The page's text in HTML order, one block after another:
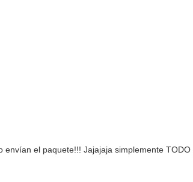
el paquete!!! Jajajaja simplemente TODO